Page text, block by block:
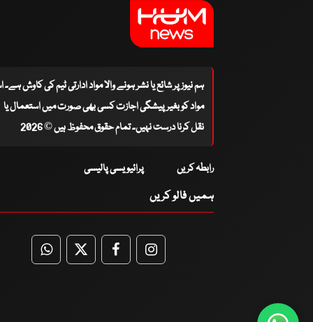
ہم نیوز پر شائع یا نشر ہونے والا مواد ادارتی ٹیم کی کاوش
مواد کو بغیر پیشگی اجازت کسی بھی صورت میں استعمال یا
نقل کرنا درست نہیں۔ تمام حقوق محفوظ ہیں © 2026
رابطہ کریں پرائیویسی پالیسی
ہمیں فالو کریں
WhatsApp
TwitterFacebookFacebook